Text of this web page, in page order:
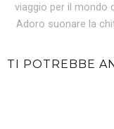
viaggio per il mondo
Adoro suonare la
TI POTREBBE